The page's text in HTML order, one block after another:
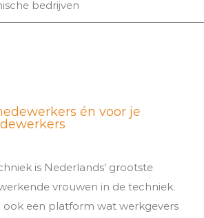
bedrijven
én voor je
is Nederlands’ grootste
vrouwen in de techniek.
ook een platform wat werkgevers